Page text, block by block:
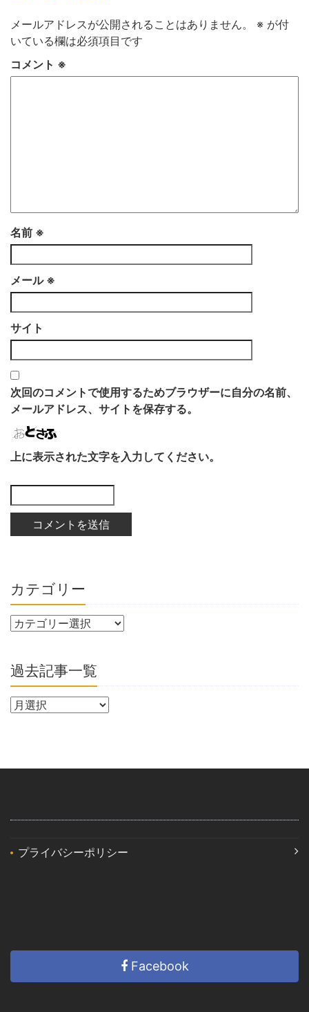
メールアドレスが公開されることはありません。 ※ が付
いている欄は必須項目です
コメント ※
名前 ※
メール ※
サイト
次回のコメントで使用するためブラウザーに自分の名前、
メールアドレス、サイトを保存する。
上に表示された文字を入力してください。
カテゴリー
過去記事一覧
プライバシーポリシー
Facebook